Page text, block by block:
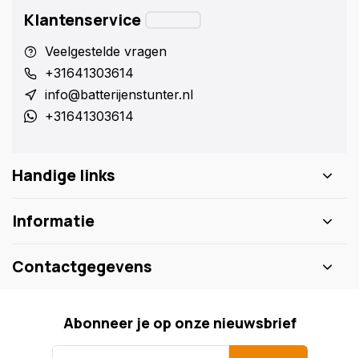
Klantenservice
Veelgestelde vragen
+31641303614
info@batterijenstunter.nl
+31641303614
Handige links
Informatie
Contactgegevens
Abonneer je op onze nieuwsbrief